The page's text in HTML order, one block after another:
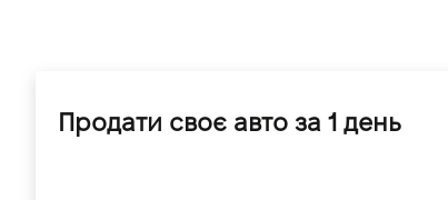
Продати своє авто за 1 день